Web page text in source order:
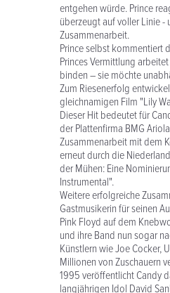
entgehen würde. Prince
überzeugt auf voller Linie
Zusammenarbeit.
Prince selbst kommentiert
Princes Vermittlung
binden – sie möchte
Zum Riesenerfolg
gleichnamigen Film "Lily
Dieser Hit bedeutet für
der Plattenfirma BMG
Zusammenarbeit mit dem
erneut durch die
der Mühen: Eine
Instrumental".
Weitere erfolgreiche
Gastmusikerin für seinen
Pink Floyd auf dem
und ihre Band nun sogar
Künstlern wie Joe Cocker,
Millionen von Zuschauern
1995 veröffentlicht Candy
langjährigen Idol David